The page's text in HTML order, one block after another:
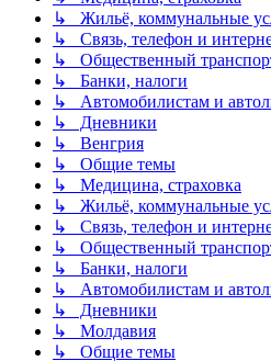
↳ Жильё, коммунальные
↳ Связь, телефон и
↳ Общественный
↳ Банки, налоги
↳ Автомобилистам и
↳ Дневники
↳ Венгрия
↳ Общие темы
↳ Медицина, страховка
↳ Жильё, коммунальные
↳ Связь, телефон и
↳ Общественный
↳ Банки, налоги
↳ Автомобилистам и
↳ Дневники
↳ Молдавия
↳ Общие темы